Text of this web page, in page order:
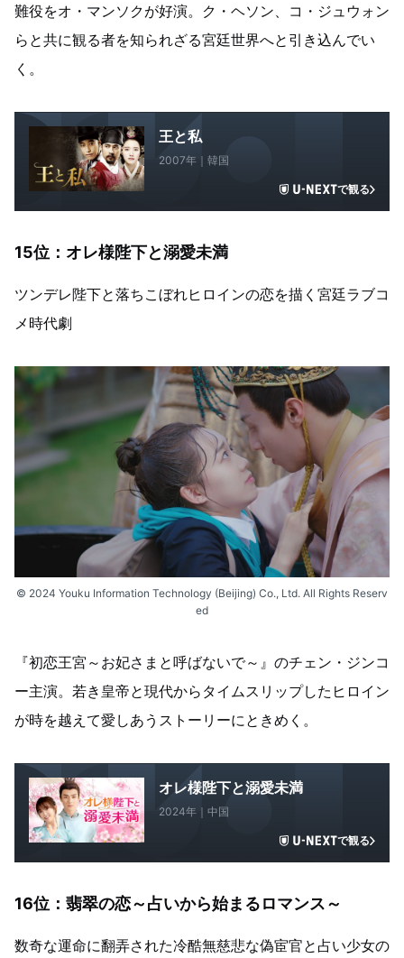
難役をオ・マンソクが好演。ク・ヘソン、コ・ジュウォン
らと共に観る者を知られざる宮廷世界へと引き込んでい
く。
王と私
2007年｜韓国
で観る
15位：オレ様陛下と溺愛未満
ツンデレ陛下と落ちこぼれヒロインの恋を描く宮廷ラブコ
メ時代劇
© 2024 Youku Information Technology (Beijing) Co., Ltd. All Rights Reserv
ed
『初恋王宮～お妃さまと呼ばないで～』のチェン・ジンコ
ー主演。若き皇帝と現代からタイムスリップしたヒロイン
が時を越えて愛しあうストーリーにときめく。
オレ様陛下と溺愛未満
2024年｜中国
で観る
16位：翡翠の恋～占いから始まるロマンス～
数奇な運命に翻弄された冷酷無慈悲な偽宦官と占い少女の